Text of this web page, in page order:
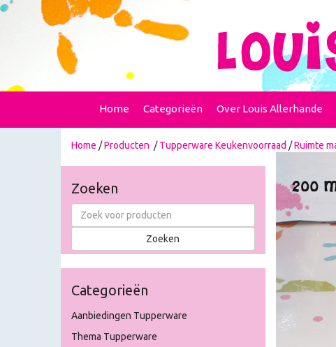
Home Categorieën Over Louis Allerhande
Home /Producten /Tupperware Keukenvoorraad /Ruimte
Zoeken
Categorieën
Aanbiedingen Tupperware
Thema Tupperware